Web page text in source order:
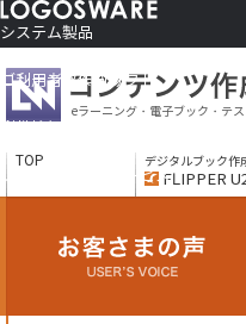
システム製品
コンテンツ作成ソフト
ソリューションサービス
ご利用者さま向け
eラーニング・電子ブック・テ
TOP デジタルブック作
FLIPPER